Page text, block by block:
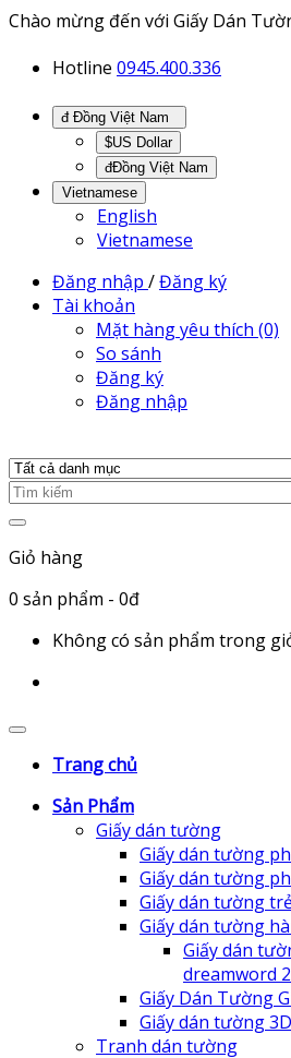
Chào mừng đến với Giấy Dán
Hotline 0945.400.336
$US Dollar
đĐồng Việt Nam
Vietnamese
English
Vietnamese
Đăng nhập /Đăng ký
Tài khoản
Mặt hàng yêu thích (0)
So sánh
Đăng ký
Đăng nhập
Giỏ hàng
0 sản phẩm - 0đ
Không có sản phẩm trong
Trang chủ
Sản Phẩm
Giấy dán tường
Giấy dán tường
Giấy dán tường
Giấy dán tường
Giấy dán tường
Giấy dán
dreamword
Giấy Dán Tường
Giấy dán tường 3D
Tranh dán tường